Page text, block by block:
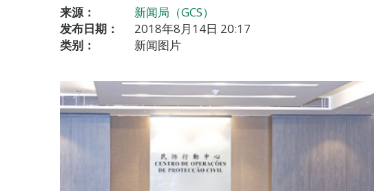
来源：
新闻局（GCS）
发布日期：
2018年8月14日 20:17
类别：
新闻图片